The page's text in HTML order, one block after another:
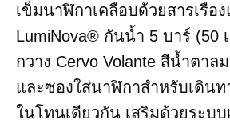
เข็มนาฬิกาเคลือบด้วยสารเรือง
LumiNova® กันน้ำ 5 บาร์ (50
กวาง Cervo Volante สีน้ำตาล
และซองใส่นาฬิกาสำหรับเดินท
ในโทนเดียวกัน เสริมด้วยระบ